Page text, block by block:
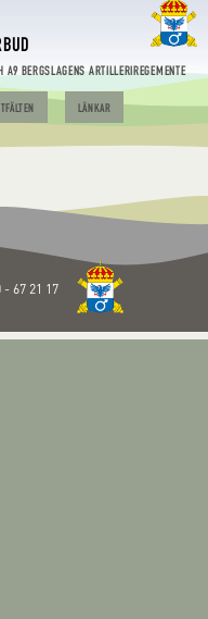
A9 BERGSLAGENS ARTILLERIREGEMENTE
LÄNKAR
- 67 21 17